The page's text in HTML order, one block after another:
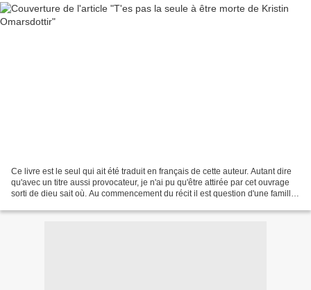
Ce livre est le seul qui ait été traduit en français de cette auteur. Autant dire
qu'avec un titre aussi provocateur, je n'ai pu qu'être attirée par cet ouvrage
sorti de dieu sait où. Au commencement du récit il est question d'une famille